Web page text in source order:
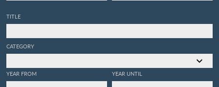
TITLE
CATEGORY
YEAR FROM YEAR UNTIL